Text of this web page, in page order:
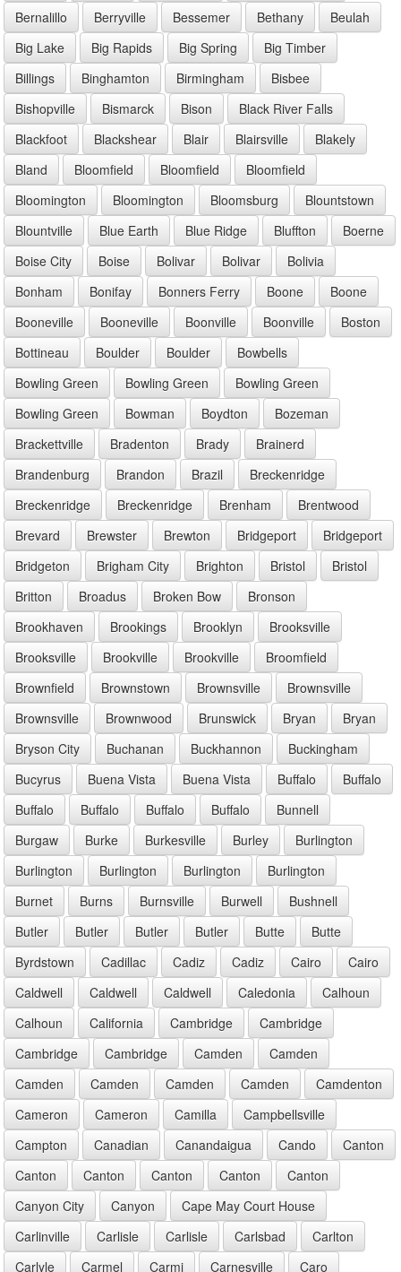
Bernalillo
Berryville Bessemer Bethany
Beulah
Big Lake
Big Rapids Big Spring
Big Timber
Billings
Binghamton Birmingham
Bisbee
Bishopville
Bismarck Bison
Black River Falls
Blackfoot
Blackshear Blair Blairsville
Blakely
Bland
Bloomfield Bloomfield
Bloomfield
Bloomington
Bloomington Bloomsburg
Blountstown
Blountville
Blue Earth Blue Ridge Bluffton
Boerne
Boise City
Boise Bolivar Bolivar
Bolivia
Bonham
Bonifay Bonners Ferry Boone
Boone
Booneville
Booneville Boonville Boonville
Boston
Bottineau
Boulder Boulder
Bowbells
Bowling Green
Bowling Green
Bowling Green
Bowling Green
Bowman Boydton
Bozeman
Brackettville
Bradenton Brady
Brainerd
Brandenburg
Brandon Brazil
Breckenridge
Breckenridge
Breckenridge Brenham
Brentwood
Brevard
Brewster Brewton Bridgeport
Bridgeport
Bridgeton
Brigham City Brighton Bristol
Bristol
Britton
Broadus Broken Bow
Bronson
Brookhaven
Brookings Brooklyn
Brooksville
Brooksville
Brookville Brookville
Broomfield
Brownfield
Brownstown Brownsville
Brownsville
Brownsville
Brownwood Brunswick Bryan
Bryan
Bryson City
Buchanan Buckhannon
Buckingham
Bucyrus
Buena Vista Buena Vista Buffalo
Buffalo
Buffalo
Buffalo Buffalo Buffalo
Bunnell
Burgaw
Burke Burkesville Burley
Burlington
Burlington
Burlington Burlington
Burlington
Burnet
Burns Burnsville Burwell
Bushnell
Butler
Butler Butler Butler Butte
Butte
Byrdstown
Cadillac Cadiz Cadiz Cairo
Cairo
Caldwell
Caldwell Caldwell Caledonia
Calhoun
Calhoun
California Cambridge
Cambridge
Cambridge
Cambridge Camden
Camden
Camden
Camden Camden Camden
Camdenton
Cameron
Cameron Camilla
Campbellsville
Campton
Canadian Canandaigua Cando
Canton
Canton
Canton Canton Canton
Canton
Canyon City
Canyon
Cape May Court House
Carlinville
Carlisle Carlisle Carlsbad
Carlton
Carlyle
Carmel Carmi Carnesville Caro